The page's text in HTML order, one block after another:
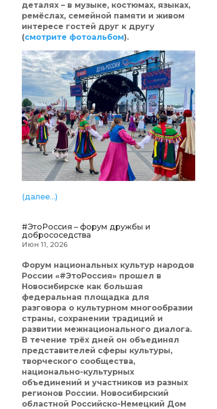
деталях – в музыке, костюмах, языках,
ремёслах, семейной памяти и живом
интересе гостей друг к другу
(смотрите фотоальбом).
(далее…)
#ЭтоРоссия – форум дружбы и
добрососедства
Июн 11, 2026
Форум национальных культур народов
России «#ЭтоРоссия» прошел в
Новосибирске как большая
федеральная площадка для
разговора о культурном многообразии
страны, сохранении традиций и
развитии межнационального диалога.
В течение трёх дней он объединял
представителей сферы культуры,
творческого сообщества,
национально-культурных
объединений и участников из разных
регионов России. Новосибирский
областной Российско-Немецкий Дом